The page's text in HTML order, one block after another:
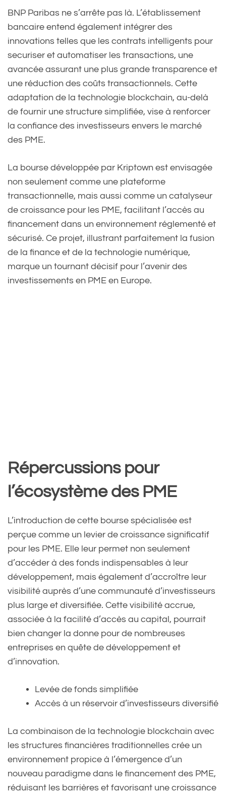
BNP Paribas ne s’arrête pas là. L’établissement
bancaire entend également intégrer des
innovations telles que les contrats intelligents pour
securiser et automatiser les transactions, une
avancée assurant une plus grande transparence et
une réduction des coûts transactionnels. Cette
adaptation de la technologie blockchain, au-delà
de fournir une structure simplifiée, vise à renforcer
la confiance des investisseurs envers le marché
des PME.
La bourse développée par Kriptown est envisagée
non seulement comme une plateforme
transactionnelle, mais aussi comme un catalyseur
de croissance pour les PME, facilitant l’accès au
financement dans un environnement réglementé et
sécurisé. Ce projet, illustrant parfaitement la fusion
de la finance et de la technologie numérique,
marque un tournant décisif pour l’avenir des
investissements en PME en Europe.
Répercussions pour
l’écosystème des PME
L’introduction de cette bourse spécialisée est
perçue comme un levier de croissance significatif
pour les PME. Elle leur permet non seulement
d’accéder à des fonds indispensables à leur
développement, mais également d’accroître leur
visibilité auprès d’une communauté d’investisseurs
plus large et diversifiée. Cette visibilité accrue,
associée à la facilité d’accès au capital, pourrait
bien changer la donne pour de nombreuses
entreprises en quête de développement et
d’innovation.
Levée de fonds simplifiée
Accès à un réservoir d’investisseurs diversifié
La combinaison de la technologie blockchain avec
les structures financières traditionnelles crée un
environnement propice à l’émergence d’un
nouveau paradigme dans le financement des PME,
réduisant les barrières et favorisant une croissance